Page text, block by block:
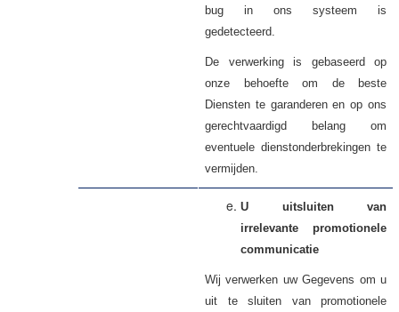
bug in ons systeem is
gedetecteerd.
De verwerking is gebaseerd op
onze behoefte om de beste
Diensten te garanderen en op ons
gerechtvaardigd belang om
eventuele dienstonderbrekingen te
vermijden.
U uitsluiten van
irrelevante promotionele
communicatie
Wij verwerken uwGegevens om u
uit te sluiten van promotionele